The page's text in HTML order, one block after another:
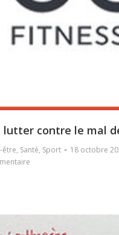
lutter contre le mal
être, Santé, Sport
18 octobre